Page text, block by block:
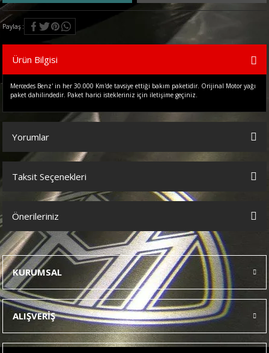
Paylaş
Ürün Bilgisi
Mercedes Benz' in her 30.000 Km'de tavsiye ettiği bakım paketidir. Orijinal Motor yağı
paket dahilindedir. Paket harici istekleriniz için iletişime geçiniz.
Yorumlar
Bu ürüne ilk yorumu siz yapın!
Taksit Seçenekleri
Önerileriniz
Bu ürünün fiyat bilgisi, resim, ürün açıklamalarında ve diğer
konularda yetersiz gördüğünüz noktaları öneri formunu kullanarak
tarafımıza iletebilirsiniz.
Görüş ve önerileriniz için teşekkür ederiz.
Ürün resmi kalitesiz, bozuk veya görüntülenemiyor.
Ürün açıklamasında eksik bilgiler bulunuyor.
Ürün bilgilerinde hatalar bulunuyor.
KURUMSAL
ALIŞVERİŞ